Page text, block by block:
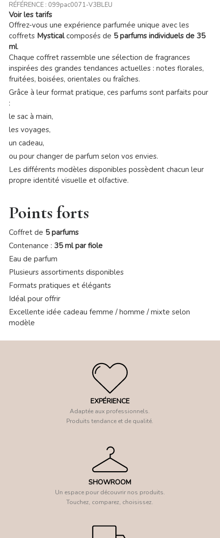
RÉFÉRENCE : 099pac0071-V3BLEU
Voir les tarifs
Offrez-vous une expérience parfumée unique avec les
coffrets Mysticalcomposés de 5 parfums individuels de 35
ml.
Chaque coffret rassemble une sélection de fragrances
inspirées des grandes tendances actuelles : notes florales,
fruitées, boisées, orientales ou fraîches.
Grâce à leur format pratique, ces parfums sont parfaits pour
:
le sac à main,
les voyages,
un cadeau,
ou pour changer de parfum selon vos envies.
Les différents modèles disponibles possèdent chacun leur
propre identité visuelle et olfactive.
Points forts
Coffret de 5 parfums
Contenance : 35 ml par fiole
Eau de parfum
Plusieurs assortiments disponibles
Formats pratiques et élégants
Idéal pour offrir
Excellente idée cadeau femme / homme / mixte selon
modèle
EXPÉRIENCE
Adaptée aux professionnels.
Produits tendance et de qualité.
SHOWROOM
Un espace pour découvrir nos produits.
Touchez, comparez, choisissez.